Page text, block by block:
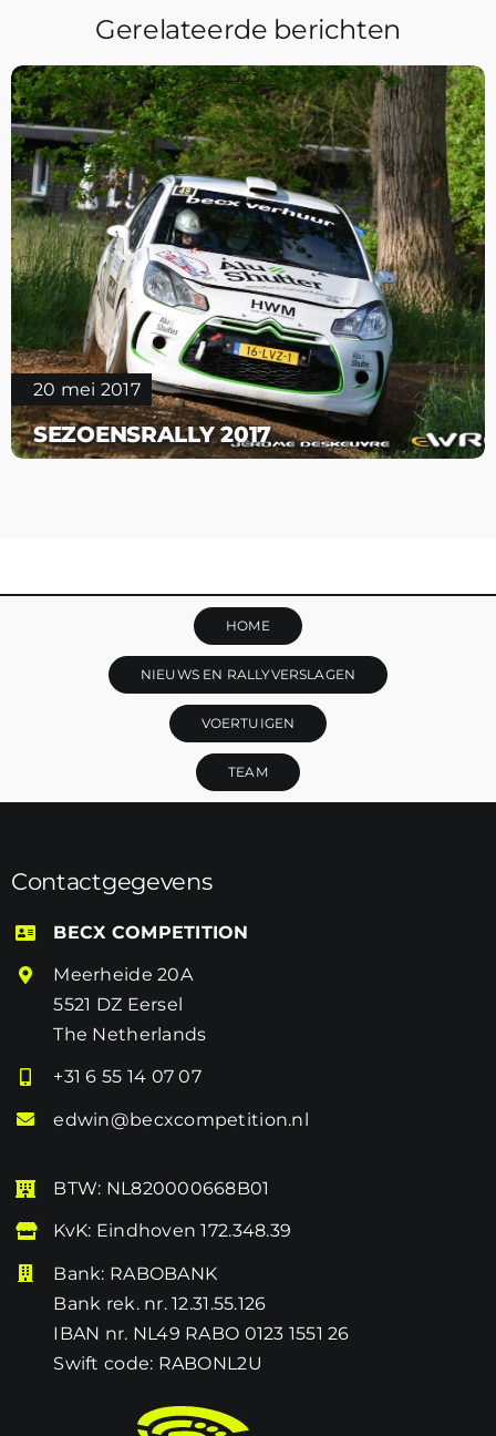
Gerelateerde berichten
20 mei 2017
SEZOENSRALLY 2017
HOME
NIEUWS EN RALLYVERSLAGEN
VOERTUIGEN
TEAM
Contactgegevens
BECX COMPETITION
Meerheide 20A
5521 DZ Eersel
The Netherlands
+31 6 55 14 07 07
edwin@becxcompetition.nl
BTW: NL820000668B01
KvK: Eindhoven 172.348.39
Bank: RABOBANK
Bank rek. nr. 12.31.55.126
IBAN nr. NL49 RABO 0123 1551 26
Swift code: RABONL2U